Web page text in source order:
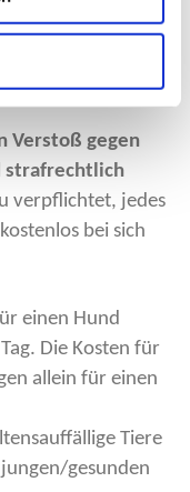
wird,
Verstoß gegen
strafrechtlich
verpflichtet, jedes
bei sich
einen Hund
Die Kosten für
allein für einen
Tiere
gesunden